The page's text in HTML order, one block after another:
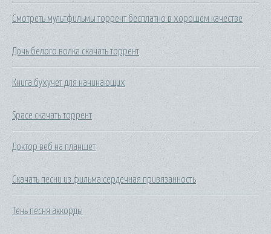
Смотреть мультфильмы торрент бесплатно в хорошем качестве
Дочь белого волка скачать торрент
Книга бухучет для начинающих
Space скачать торрент
Доктор веб на планшет
Скачать песни из фильма сердечная привязанность
Тень песня аккорды